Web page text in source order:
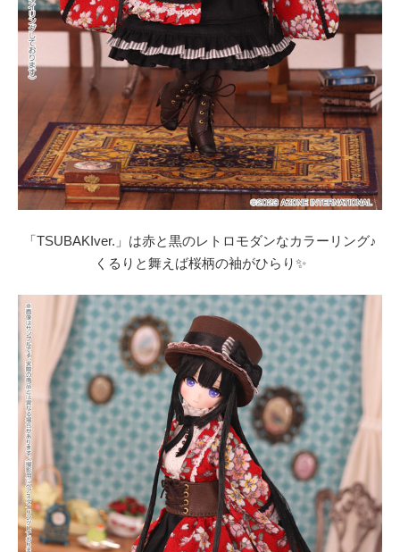
「TSUBAKIver.」は赤と黒のレトロモダンなカラーリング♪
くるりと舞えば桜柄の袖がひらり✨